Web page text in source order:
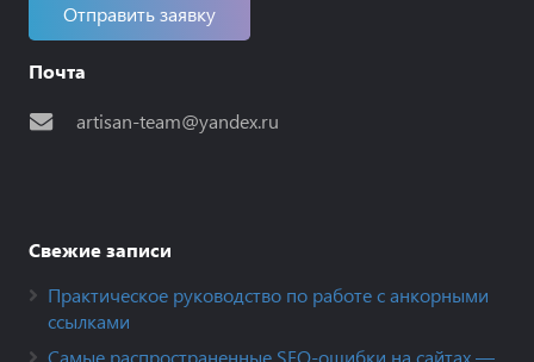
Отправить заявку
Почта
artisan-team@yandex.ru
Свежие записи
Практическое руководство по работе с анкорными
ссылками
Самые распространенные SEO-ошибки на сайтах —